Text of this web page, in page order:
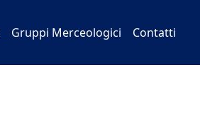
Gruppi Merceologici Contatti